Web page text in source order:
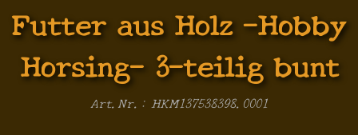
Futter aus Holz -Hobby
Horsing- 3-teilig bunt
Art.Nr.: HKM137538398.0001